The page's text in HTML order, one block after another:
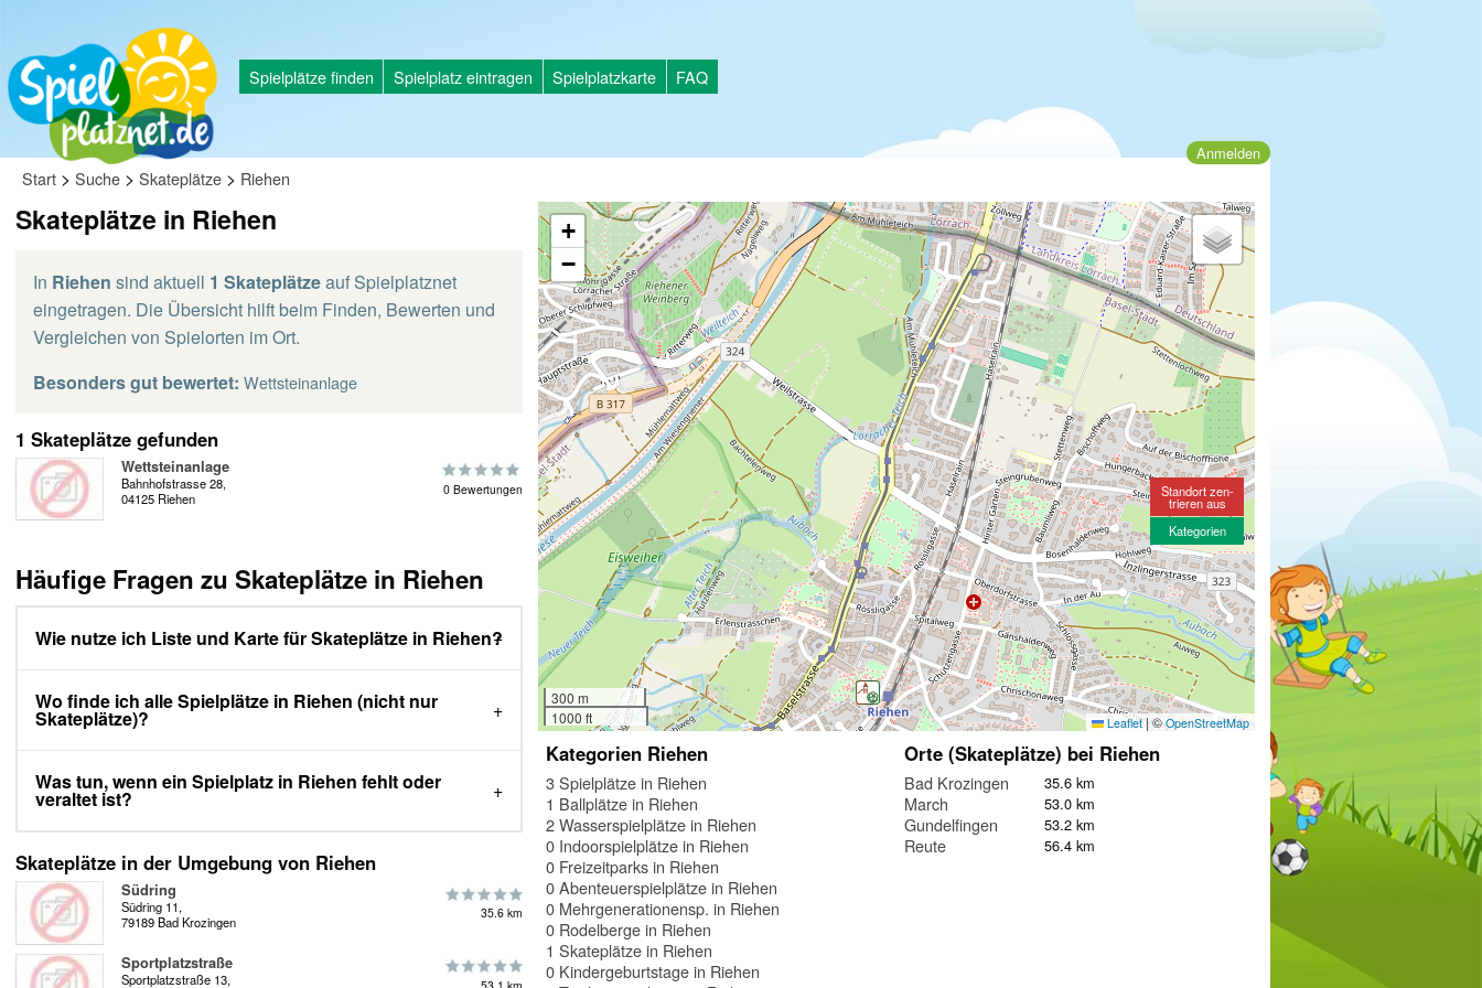
Spielplätze finden Spielplatz eintragen Spielplatzkarte FAQ
Anmelden
Start > Suche > Skateplätze > Riehen
Skateplätze in Riehen
In Riehen sind aktuell 1 Skateplätzeauf Spielplatznet
eingetragen. Die Übersicht hilft beim Finden, Bewerten und
Vergleichen von Spielorten im Ort.
Besonders gut bewertet: Wettsteinanlage
1 Skateplätze gefunden
Wettsteinanlage
Bahnhofstrasse 28,
04125 Riehen
0 Bewertungen
Häufige Fragen zu Skateplätze in Riehen
Wie nutze ich Liste und Karte für Skateplätze in Riehen?
Wo finde ich alle Spielplätze in Riehen (nicht nur
Skateplätze)?
Was tun, wenn ein Spielplatz in Riehen fehlt oder
veraltet ist?
Skateplätze in der Umgebung von Riehen
Südring
Südring 11,
79189 Bad Krozingen
35.6 km
Sportplatzstraße
Sportplatzstraße 13,
+
−
300 m
1000 ft
Leaflet |©OpenStreetMap
Standort zen-
trieren aus
Kategorien
Kategorien Riehen
3 Spielplätze in Riehen
1 Ballplätze in Riehen
2 Wasserspielplätze in Riehen
0 Indoorspielplätze in Riehen
0 Freizeitparks in Riehen
0 Abenteuerspielplätze in Riehen
0 Mehrgenerationensp. in Riehen
0 Rodelberge in Riehen
1 Skateplätze in Riehen
0 Kindergeburtstage in Riehen
Orte (Skateplätze) bei Riehen
Bad Krozingen 35.6 km
March 53.0 km
Gundelfingen 53.2 km
Reute 56.4 km